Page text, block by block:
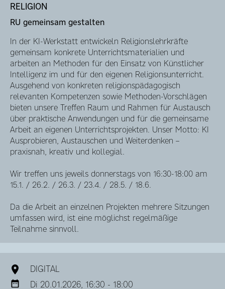
RELIGION
RU gemeinsam gestalten
In der KI-Werkstatt entwickeln Religionslehrkräfte
gemeinsam konkrete Unterrichtsmaterialien und
arbeiten an Methoden für den Einsatz von Künstlicher
Intelligenz im und für den eigenen Religionsunterricht.
Ausgehend von konkreten religionspädagogisch
relevanten Kompetenzen sowie Methoden-Vorschlägen
bieten unsere Treffen Raum und Rahmen für Austausch
über praktische Anwendungen und für die gemeinsame
Arbeit an eigenen Unterrichtsprojekten. Unser Motto: KI
Ausprobieren, Austauschen und Weiterdenken –
praxisnah, kreativ und kollegial.
Wir treffen uns jeweils donnerstags von 16:30-18:00 am
15.1. / 26.2. / 26.3. / 23.4. / 28.5. / 18.6.
Da die Arbeit an einzelnen Projekten mehrere Sitzungen
umfassen wird, ist eine möglichst regelmäßige
Teilnahme sinnvoll.
DIGITAL
Di 20.01.2026, 16:30 - 18:00